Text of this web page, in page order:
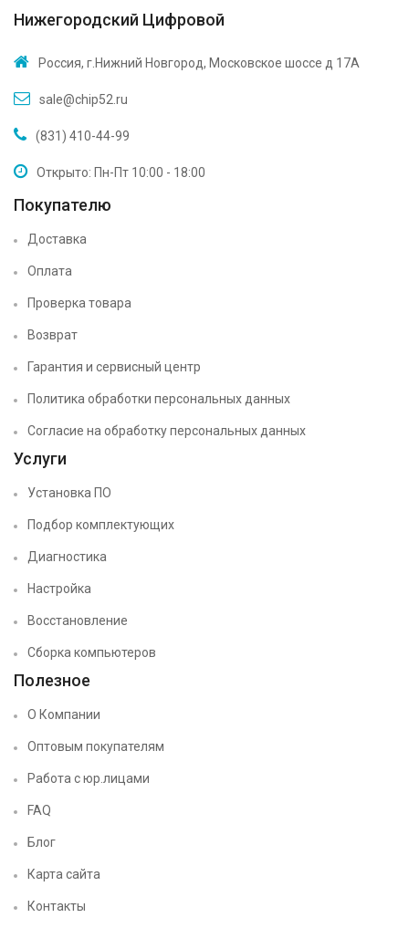
Нижегородский Цифровой
Россия, г.Нижний Новгород, Московское шоссе д 17А
sale@chip52.ru
(831) 410-44-99
Открыто: Пн-Пт 10:00 - 18:00
Покупателю
Доставка
Оплата
Проверка товара
Возврат
Гарантия и сервисный центр
Политика обработки персональных данных
Согласие на обработку персональных данных
Услуги
Установка ПО
Подбор комплектующих
Диагностика
Настройка
Восстановление
Сборка компьютеров
Полезное
О Компании
Оптовым покупателям
Работа с юр.лицами
FAQ
Блог
Карта сайта
Контакты